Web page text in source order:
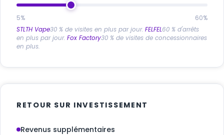
5% 60%
STLTH Vape30 % de visites en plus par jour. FELFEL60 % d'arrêts
en plus par jour. Fox Factory30 % de visites de concessionnaires
en plus.
RETOUR SUR INVESTISSEMENT
Revenus supplémentaires